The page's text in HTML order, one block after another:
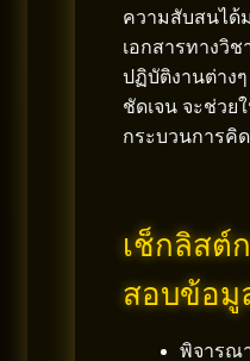
ความสับสนได้
เอกสารทางวิ
ปฏิบัติงานต่าง
ชัดเจน จะช่วย
กระบวนการคิ
เช็กลิสต์
สอบข้อมู
พิจารณ